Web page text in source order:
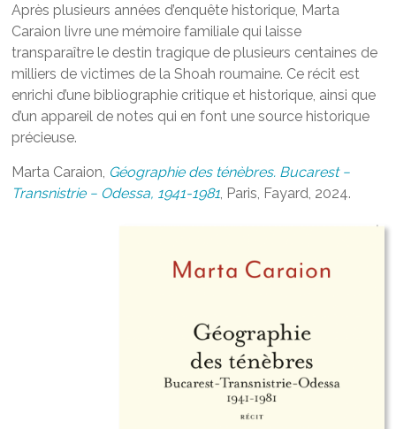
Après plusieurs années d’enquête historique, Marta
Caraion livre une mémoire familiale qui laisse
transparaître le destin tragique de plusieurs centaines de
milliers de victimes de la Shoah roumaine. Ce récit est
enrichi d’une bibliographie critique et historique, ainsi que
d’un appareil de notes qui en font une source historique
précieuse.
Marta Caraion, Géographie des ténèbres. Bucarest −
Transnistrie − Odessa, 1941-1981, Paris, Fayard, 2024.